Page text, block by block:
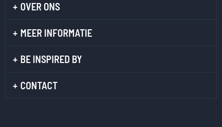
OVER ONS
MEER INFORMATIE
BE INSPIRED BY
CONTACT